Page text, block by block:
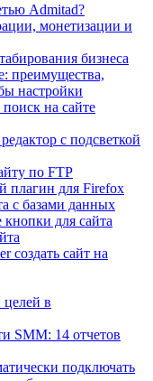
Admitad?
монетизации и
бизнеса
преимущества,
настройки
на сайте
с подсветкой
по FTP
плагин для Firefox
с базами данных
для сайта
создать сайт на
целей в
SMM: 14 отчетов
подключать